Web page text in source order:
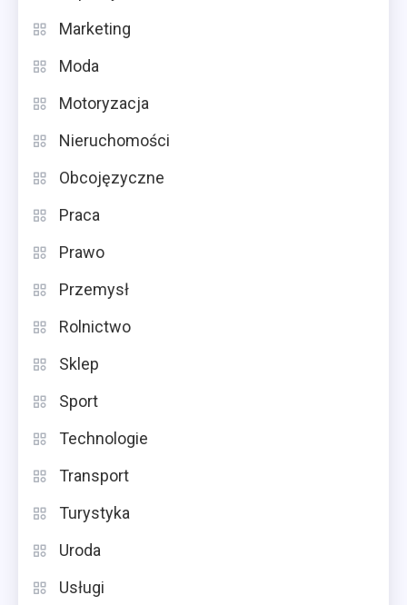
Marketing
Moda
Motoryzacja
Nieruchomości
Obcojęzyczne
Praca
Prawo
Przemysł
Rolnictwo
Sklep
Sport
Technologie
Transport
Turystyka
Uroda
Usługi